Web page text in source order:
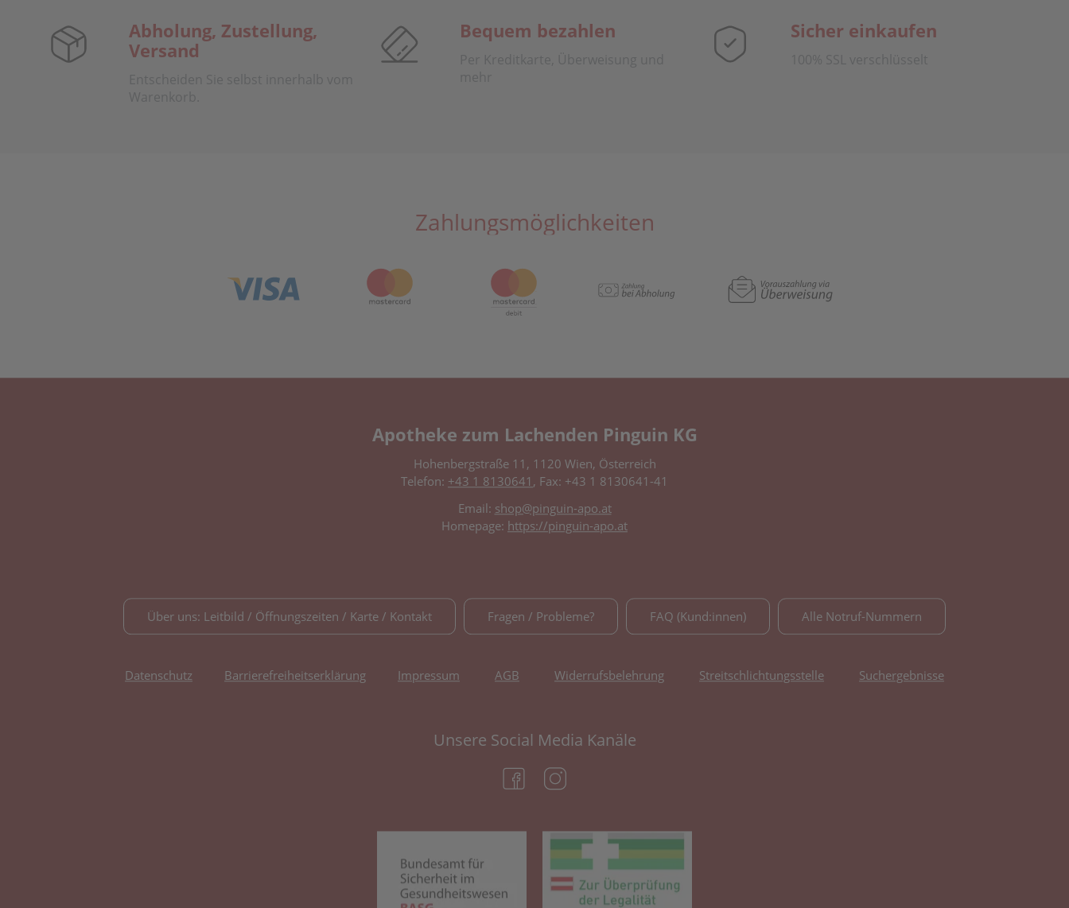
Abholung, Zustellung,
Versand
Entscheiden Sie selbst innerhalb vom
Warenkorb.
Bequem bezahlen
Per Kreditkarte, Überweisung und
mehr
Sicher einkaufen
100% SSL verschlüsselt
Zahlungsmöglichkeiten
Apotheke zum Lachenden Pinguin KG
Hohenbergstraße 11, 1120 Wien, Österreich
Telefon: +43 1 8130641 , Fax: +43 1 8130641-41
Email: shop@pinguin-apo.at
Homepage: https://pinguin-apo.at
Über uns: Leitbild / Öffnungszeiten / Karte / Kontakt Fragen / Probleme? FAQ (Kund:innen) Alle Notruf-Nummern
Datenschutz Barrierefreiheitserklärung Impressum AGB Widerrufsbelehrung Streitschlichtungsstelle Suchergebnisse
Unsere Social Media Kanäle
(öffnet in neuem Tab)
(öffnet in neuem Tab)